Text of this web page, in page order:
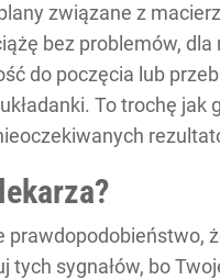
związane z
bez problemów,
do poczęcia lub
To trochę jak
tych sygnałów, bo